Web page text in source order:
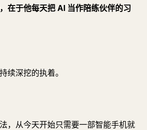
在于他每天把 AI 当作陪练伙伴的习
续深挖的执着。
，从今天开始只需要一部智能手机就